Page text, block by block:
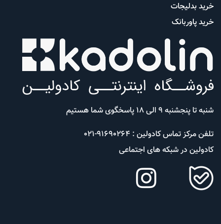
خرید بدلیجات
خرید پاوربانک
شنبه تا پنجشنبه 9 الی 18 پاسخگوی شما هستیم
تلفن مرکز تماس کادولین : 91690264-021
کادولین در شبکه های اجتماعی